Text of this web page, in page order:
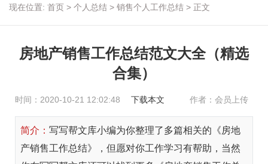
现在位置: 首页 > 个人总结 > 销售个人工作总结 > 正文
房地产销售工作总结范文大全（精选
合集）
时间：2020-10-21 12:02:48 下载本文 作者：会员上传
简介： 写写帮文库小编为你整理了多篇相关的《房地
产销售工作总结》，但愿对你工作学习有帮助，当然